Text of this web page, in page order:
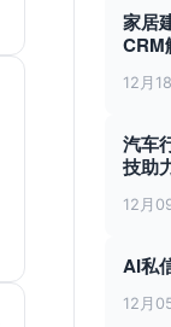
家居
CRM
12月
汽车
技助
12月
AI私
12月